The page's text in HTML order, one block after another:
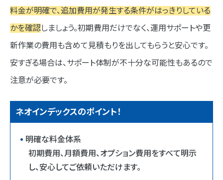
料金が明確で、追加費用が発生する条件がはっきりしている
かを確認しましょう。初期費用だけでなく、運用サポートや更
新作業の費用も含めて見積もりを出してもらうと安心です。
安すぎる場合は、サポート体制が不十分な可能性もあるので
注意が必要です。
ネオインデックスのポイント！
明確な料金体系
初期費用、月額費用、オプション費用をすべて明示
し、安心してご依頼いただけます。